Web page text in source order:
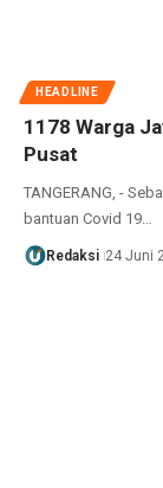
HEADLINE
1178 Warga
Pusat
TANGERANG, -
bantuan Covid 19…
Redaksi 24 Juni